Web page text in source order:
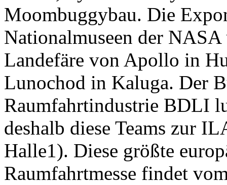
Moombuggybau. Die
Nationalmuseen der NASA
Landefäre von Apollo in
Lunochod in Kaluga. Der
Raumfahrtindustrie BDLI
deshalb diese Teams zur
Halle1). Diese größte
Raumfahrtmesse findet